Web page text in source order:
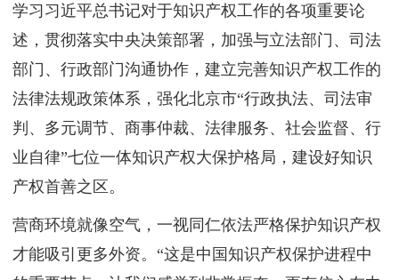
学习习近平总书记对于知识产权工作的各项重要论
述，贯彻落实中央决策部署，加强与立法部门、司法
部门、行政部门沟通协作，建立完善知识产权工作的
法律法规政策体系，强化北京市“行政执法、司法审
判、多元调节、商事仲裁、法律服务、社会监督、行
业自律”七位一体知识产权大保护格局，建设好知识
产权首善之区。
营商环境就像空气，一视同仁依法严格保护知识产权
才能吸引更多外资。“这是中国知识产权保护进程中